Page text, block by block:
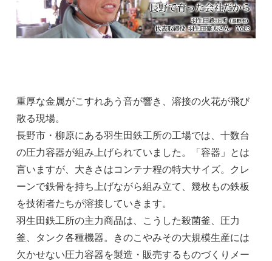
重厚な金属がこすれあう音が響き、溶接の火花が飛び
散る現場。
長野市・柳原にある羽生田鉄工所の工場では、十数台
の圧力容器が組み上げられていました。「容器」とは
言いますが、大きさはコンテナ程の特大サイズ。クレ
ーンで鉄骨を持ち上げながら組み立て、幾枚もの鉄板
を技術者たちが溶接していきます。
羽生田鉄工所の主力商品は、こうした殺菌釜、圧力
釜、タンク各種機器。きのこやみその大規模生産には
欠かせない圧力容器を製造・販売するものづくりメー